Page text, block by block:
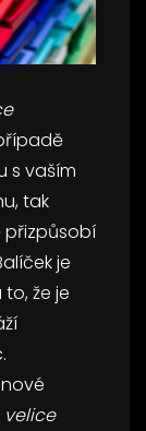
s vaším
tak
přizpůsobí
je
že je
velice